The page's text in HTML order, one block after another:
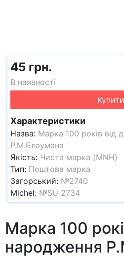
45 грн.
В наявності
Купити
Характеристики
Назва: Марка 100 років від
Р.М.Блаумана
Якість: Чиста марка (MNH)
Тип: Поштова марка
Загорський: №2740
Michel: №SU 2734
Марка 100
народження